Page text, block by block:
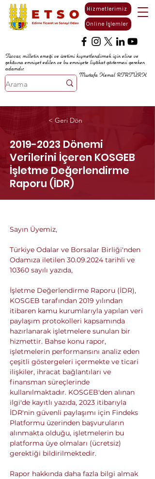
Online İşlemler
Hizmetlerimiz
Tüccar, milletin emeği ve üretimi kıymetlendirmek için eline ve
zekâsına emniyet edilen ve bu emniyete liyâkat göstermesi gereken
adamdır.
Mustafa Kemal ATATÜRK
< Geri Dön
2019-2023 Dönemi
Verilerini İçeren KOSGEB
İşletme Değerlendirme
Raporu (İDR)
Sayın Üyemiz,
Türkiye Odalar ve Borsalar Birliği'nden
Odamıza iletilen 30.09.2024 tarihli ve
10360 sayılı yazıda,
İşletme Değerlendirme Raporu (İDR),
KOSGEB tarafından 2019 yılından
itibaren kamu kurumlarıyla yapılan veri
paylaşım protokolleri kapsamında
hazırlanarak işletmelere sunulan bir
hizmettir. Bahse konu rapor,
işletmelerin performansını analiz eden
çeşitli göstergeleri içermekte ve ticari
ilişkiler, ihracat bağlantıları ve
finansman süreçlerinde
kullanılmaktadır. KOSGEB'den alınan
ilgi'de kayıtlı yazıda, 2023 itibarıyla
İDR'nin güvenli paylaşımı için Findeks
Platformu üzerinden başvuruların
alınmakta olduğu, işletmelerin bu
platforma üye olmaları (ücretsiz)
gerektiği bildirilmektedir.
Rapor hakkında daha fazla bilgi almak